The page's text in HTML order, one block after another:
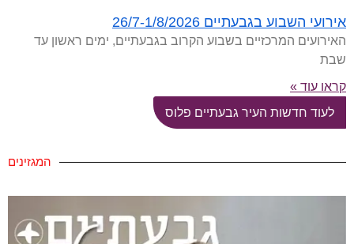
אירועי השבוע בגבעתיים 26/7-1/8/2026
האירועים המרכזיים בשבוע הקרוב בגבעתיים, ימים ראשון עד
שבת
קראו עוד »
לעוד חדשות העיר גבעתיים פלוס
המגזינים